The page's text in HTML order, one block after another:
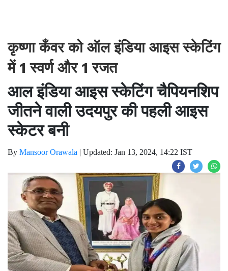
कृष्णा कँवर को ऑल इंडिया आइस स्केटिंग
में 1 स्वर्ण और 1 रजत
आल इंडिया आइस स्केटिंग चैपियनशिप
जीतने वाली उदयपुर की पहली आइस
स्केटर बनी
By Mansoor Orawala | Updated: Jan 13, 2024, 14:22 IST